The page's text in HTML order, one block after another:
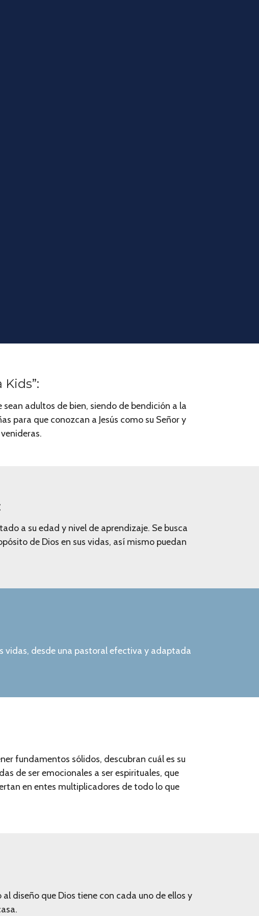
adultos de bien, siendo de bendición a la
para que conozcan a Jesús como su Señor y
a su edad y nivel de aprendizaje. Se busca
de Dios en sus vidas, así mismo puedan
vidas, desde una pastoral efectiva y adaptada
fundamentos sólidos, descubran cuál es su
de ser emocionales a ser espirituales, que
en entes multiplicadores de todo lo que
diseño que Dios tiene con cada uno de ellos y